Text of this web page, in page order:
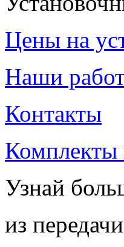
Цены на
Наши
Контакты
Комплекты
Узнай
из передачи